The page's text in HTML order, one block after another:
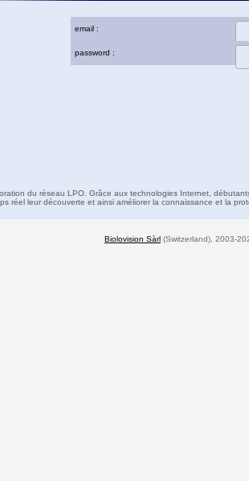
email :
password :
du réseau LPO. Grâce aux technologies Internet,
réel leur découverte et ainsi améliorer la connaissance et la
Biolovision Sàrl (Switzerland), 2003-